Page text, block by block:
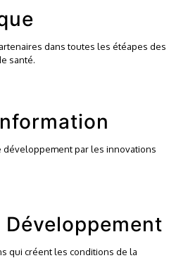
dans toutes les étéapes des
santé.
par les innovations
Développement
qui créent les conditions de la